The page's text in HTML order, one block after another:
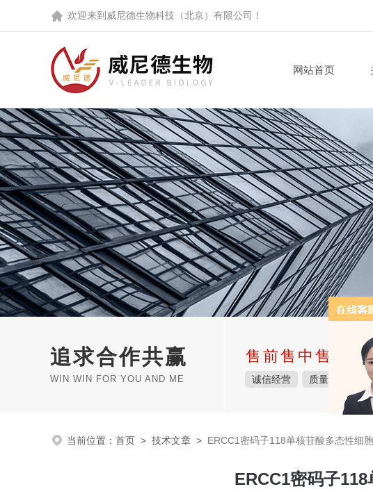
欢迎来到 威尼德生物科技（北京）有限公司 ！
网站首页
追求合作共赢
WIN WIN FOR YOU AND ME
售前售中售后完
诚信经营 质量保障
当前位置： 首页 > 技术文章 > ERCC1密码子118单核苷酸多态性细
ERCC1密码子